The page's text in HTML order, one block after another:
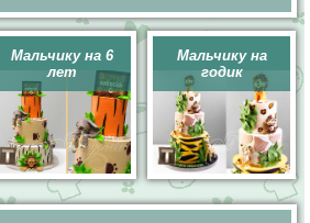
Мальчику на 6
лет
Мальчику на
годик